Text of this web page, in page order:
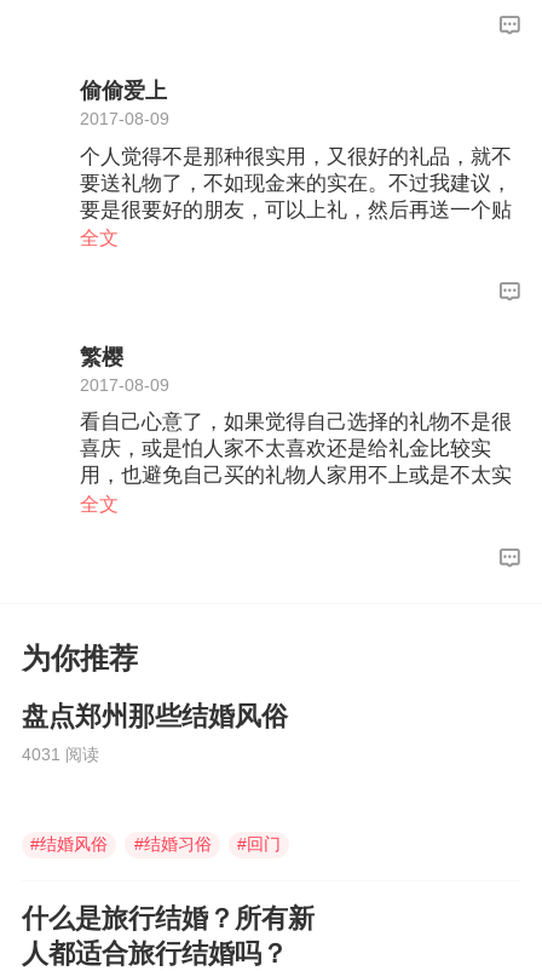
偷偷爱上
2017-08-09
个人觉得不是那种很实用，又很好的礼品，就不
要送礼物了，不如现金来的实在。不过我建议，
要是很要好的朋友，可以上礼，然后再送一个贴
心的小礼物哦。两者东都要有，礼物不用太贵，
全文
繁樱
2017-08-09
看自己心意了，如果觉得自己选择的礼物不是很
喜庆，或是怕人家不太喜欢还是给礼金比较实
用，也避免自己买的礼物人家用不上或是不太实
用，一般礼金都是贴补婚礼的花销，几乎礼金一
全文
为你推荐
盘点郑州那些结婚风俗
4031 阅读
#结婚风俗 #结婚习俗 #回门
什么是旅行结婚？所有新
人都适合旅行结婚吗？